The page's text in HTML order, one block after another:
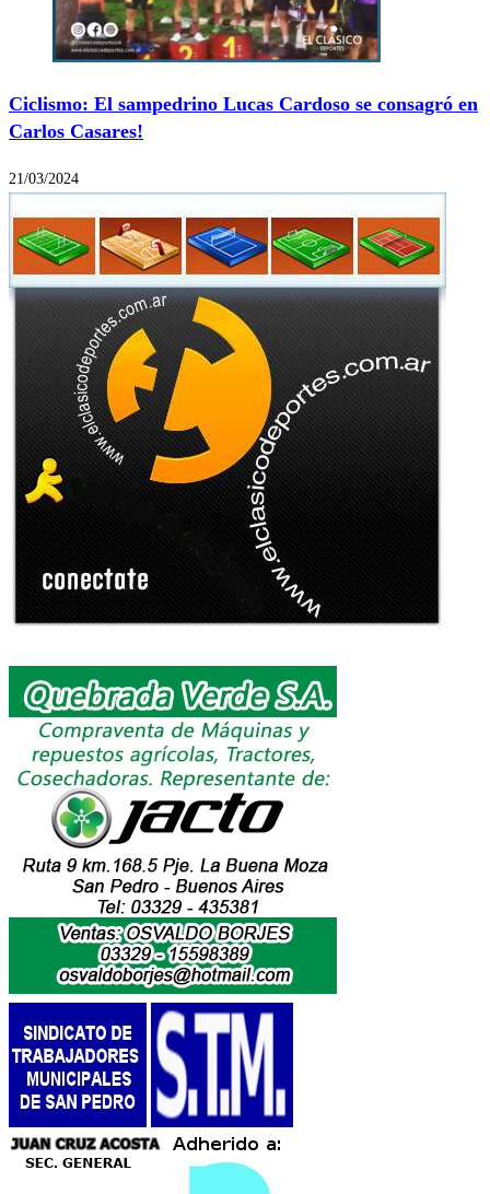
Ciclismo: El sampedrino Lucas Cardoso se consagró en
Carlos Casares!
21/03/2024